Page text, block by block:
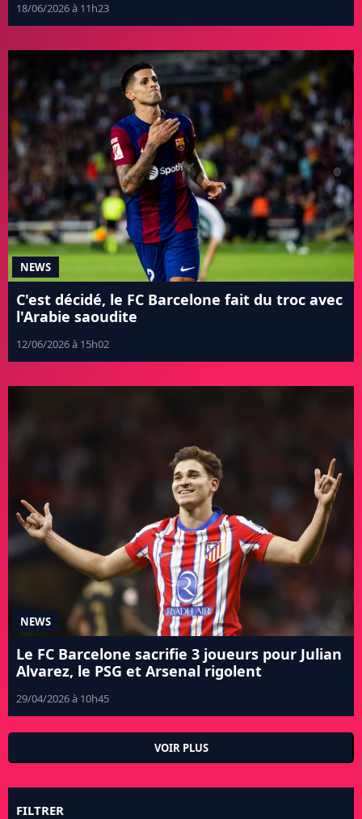
18/06/2026 à 11h23
NEWS
C'est décidé, le FC Barcelone fait du troc avec
l'Arabie saoudite
12/06/2026 à 15h02
NEWS
Le FC Barcelone sacrifie 3 joueurs pour Julian
Alvarez, le PSG et Arsenal rigolent
29/04/2026 à 10h45
VOIR PLUS
FILTRER